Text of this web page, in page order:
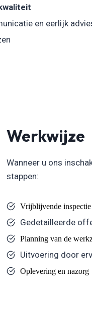
en eerlijk
Werkwijze
Wanneer u ons
stappen:
Vrijblijvende inspectie
Gedetailleerde
Planning van de
Uitvoering door
Oplevering en nazorg